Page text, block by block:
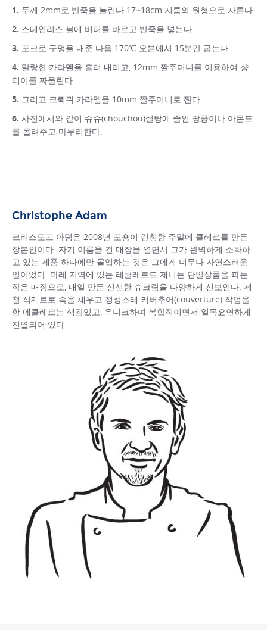
두께 2mm로 반죽을 늘린다.17~18cm 지름의 원형으로 자른다.
스테인리스 볼에 버터를 바르고 반죽을 넣는다.
포크로 구멍을 내준 다음 170℃ 오븐에서 15분간 굽는다.
말랑한 카라멜을 흘려 내리고, 12mm 짤주머니를 이용하여 샹
티이를 짜올린다.
그리고 크뢰뮈 카라멜을 10mm 짤주머니로 짠다.
사진에서와 같이 슈슈(chouchou)설탕에 졸인 땅콩이나 아몬드
를 올려주고 마무리한다.
Christophe Adam
크리스토프 아덩은 2008년 포숑이 런칭한 주말에 클레르를 만든
장본인이다. 자기 이름을 건 매장을 열면서 그가 완벽하게 소화하
고 있는 제품 하나에만 몰입하는 것은 그에게 너무나 자연스러운
일이었다. 마레 지역에 있는 레클레르드 제니는 단일상품을 파는
작은 매장으로, 매일 만든 신선한 슈크림을 다양하게 선보인다. 제
철 식재료로 속을 채우고 정성스레 커버추어(couverture) 작업을
한 에클레르는 색감있고, 유니크하며 복합적이면서 일목요연하게
진열되어 있다